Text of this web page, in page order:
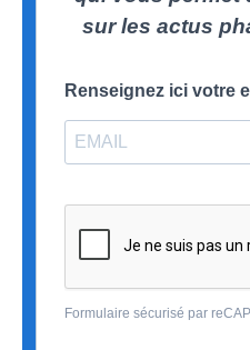
sur les actus
Renseignez ici votre
Formulaire sécurisé par